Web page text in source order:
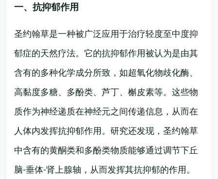
一、抗抑郁作用
圣约翰草是一种被广泛应用于治疗轻度至中度抑
郁症的天然疗法。它的抗抑郁作用被认为是由其
含有的多种化学成分所致，如超氧化物歧化酶、
高黏度多糖、多酚类、芦丁、槲皮素等。这些物
质作为神经递质在神经元之间传递信息，从而在
人体内发挥抗抑郁作用。研究还发现，圣约翰草
中含有的黄酮类和多酚类物质能够通过调节下丘
脑-垂体-肾上腺轴，从而发挥其抗抑郁的作用。